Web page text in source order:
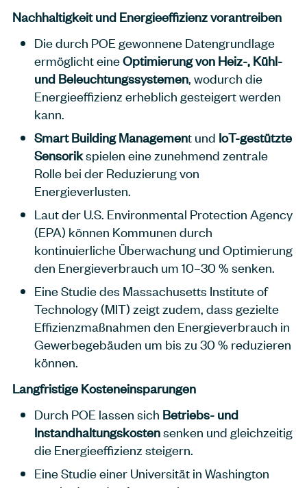
Nachhaltigkeit und Energieeffizienz vorantreiben
Die durch POE gewonnene Datengrundlage
ermöglicht eineOptimierung von Heiz-, Kühl-
und Beleuchtungssystemen, wodurch die
Energieeffizienz erheblich gesteigert werden
kann.
Smart Building Management und IoT-gestützte
Sensorikspielen eine zunehmend zentrale
Rolle bei der Reduzierung von
Energieverlusten.
Laut der U.S. Environmental Protection Agency
(EPA) können Kommunen durch
kontinuierliche Überwachung und Optimierung
den Energieverbrauch um 10–30 % senken.
Eine Studie des Massachusetts Institute of
Technology (MIT) zeigt zudem, dass gezielte
Effizienzmaßnahmen den Energieverbrauch in
Gewerbegebäuden um bis zu 30 % reduzieren
können.
Langfristige Kosteneinsparungen
Durch POE lassen sich Betriebs- und
Instandhaltungskostensenken und gleichzeitig
die Energieeffizienz steigern.
Eine Studie einer Universität in Washington